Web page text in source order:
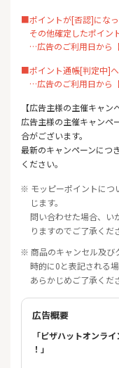
■ポイントが[否認]にな
その他確定したポイン
…広告のご利用日から
■ポイント通帳[判定中]
…広告のご利用日から
【広告主様の主催キャン
広告主様の主催キャンペ
合がございます。
最新のキャンペーンにつ
ください。
※ モッピーポイントにつ
じます。
問い合わせた場合、い
りますのでご了承くだ
※ 商品のキャンセル及び
時的に0と表記される場
あらかじめご了承くだ
広告概要
「ピザハットオンラ
！」